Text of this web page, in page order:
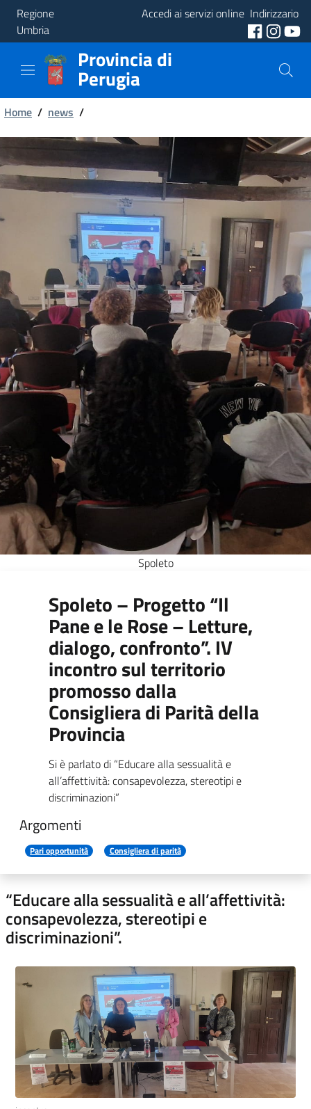
Regione
Umbria
Accedi ai servizi online Indirizzario
Provincia
Aree
Tematiche
Servizi
Provincia di
Perugia
Briciole
di
pane
Home / news /
Spoleto
Spoleto – Progetto “Il
Pane e le Rose – Letture,
dialogo, confronto”. IV
incontro sul territorio
promosso dalla
Consigliera di Parità della
Provincia
Si è parlato di “Educare alla sessualità e
all’affettività: consapevolezza, stereotipi e
discriminazioni”
Argomenti
Pari opportunità Consigliera di parità
“Educare alla sessualità e all’affettività:
consapevolezza, stereotipi e
discriminazioni”.